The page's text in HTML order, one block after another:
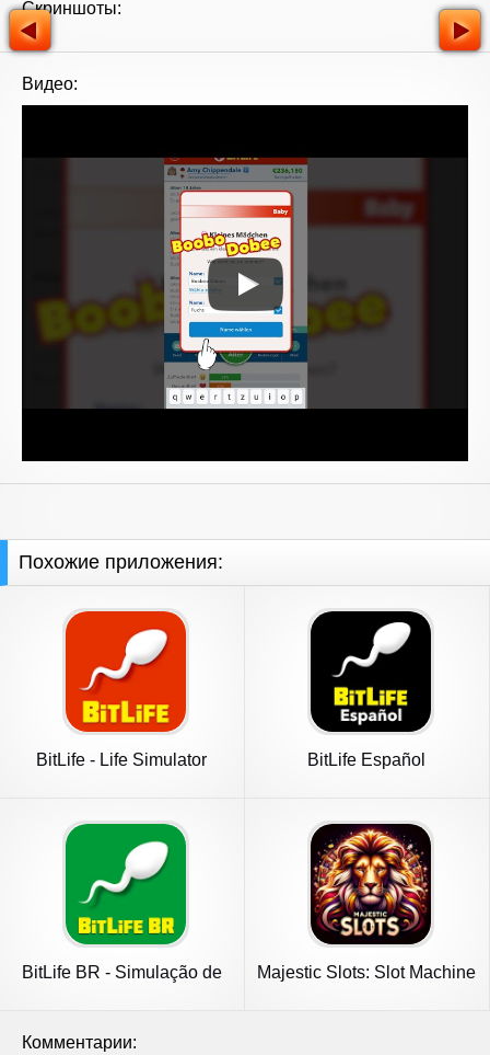
Скриншоты:
Видео:
Похожие приложения:
BitLife - Life Simulator BitLife Español
BitLife BR - Simulação de
Majestic Slots: Slot Machine
Комментарии: